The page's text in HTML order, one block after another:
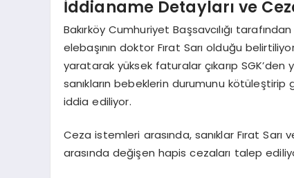
İddianame Detayları ve
Bakırköy Cumhuriyet Başsavcılığı
elebaşının doktor Fırat Sarı olduğu
yaratarak yüksek faturalar çıkarıp
sanıkların bebeklerin durumunu kötüleştirip
iddia ediliyor.
Ceza istemleri arasında, sanıklar Fırat
arasında değişen hapis cezaları talep